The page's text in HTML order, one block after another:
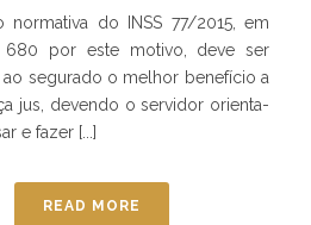
normativa do INSS 77/2015, em
680 por este motivo, deve ser
segurado o melhor benefício a
jus, devendo o servidor orienta-
e fazer [...]
READ MORE